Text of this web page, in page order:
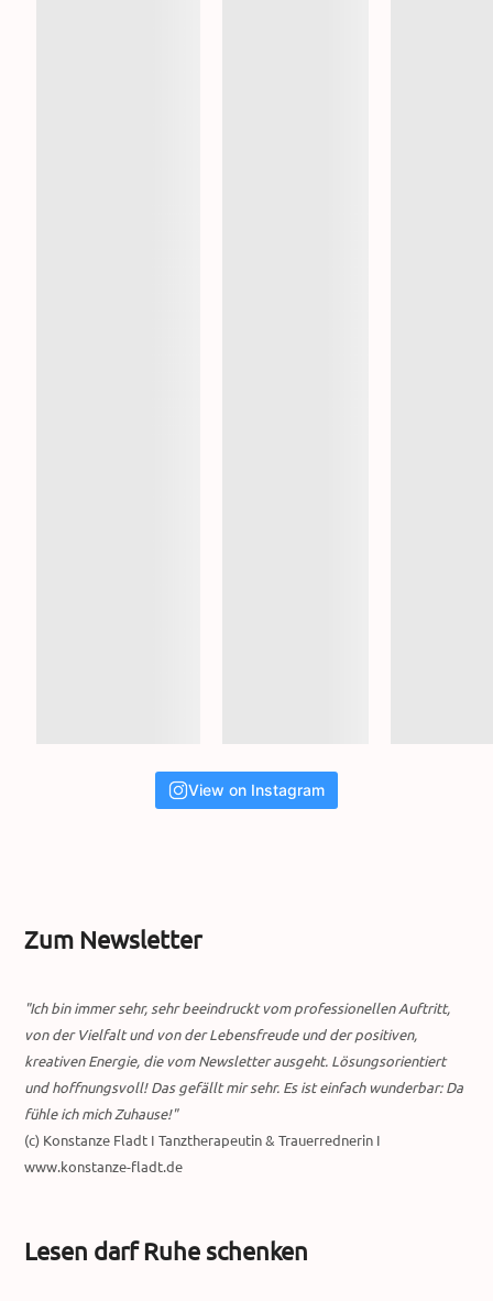
View on Instagram
Zum Newsletter
"Ich bin immer sehr, sehr beeindruckt vom professionellen Auftritt,
von der Vielfalt und von der Lebensfreude und der positiven,
kreativen Energie, die vom Newsletter ausgeht. Lösungsorientiert
und hoffnungsvoll! Das gefällt mir sehr. Es ist einfach wunderbar: Da
fühle ich mich Zuhause!"
(c) Konstanze Fladt I Tanztherapeutin & Trauerrednerin I
www.konstanze-fladt.de
Lesen darf Ruhe schenken